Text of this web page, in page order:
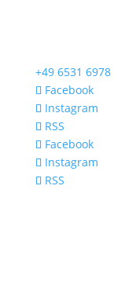
+49 6531 6978
Facebook
Instagram
RSS
Facebook
Instagram
RSS